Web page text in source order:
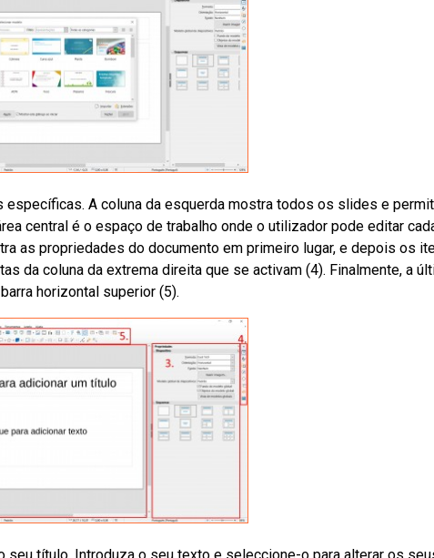
A coluna da esquerda mostra todos os slides e
central é o espaço de trabalho onde o utilizador pode editar
as propriedades do documento em primeiro lugar, e depois os
da coluna da extrema direita que se activam (4). Finalmente, a
horizontal superior (5).